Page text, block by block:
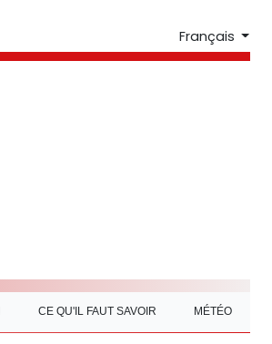
Français
CE QU'IL FAUT SAVOIR MÉTÉO